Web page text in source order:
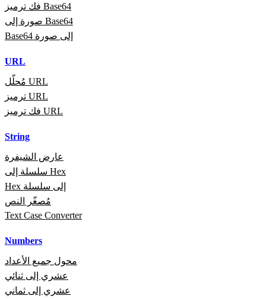
فك ترميز Base64
صورة إلى Base64
Base64 إلى صورة
URL
مُحلّل URL
ترميز URL
فك ترميز URL
String
عارض الشيفرة
سلسلة إلى Hex
Hex إلى سلسلة
مُصغّر النص
Text Case Converter
Numbers
محول جميع الأعداد
عشري إلى ثنائي
عشري إلى ثماني